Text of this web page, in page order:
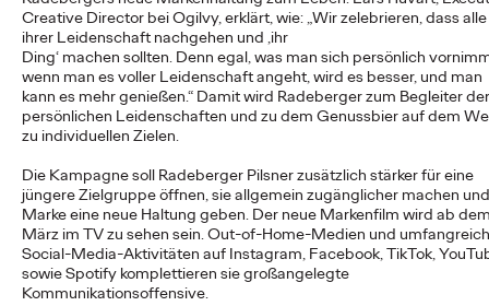
Creative Director bei Ogilvy, erklärt, wie: „Wir zelebrieren, dass alle
ihrer Leidenschaft nachgehen und ‚ihr
Ding‘ machen sollten. Denn egal, was man sich persönlich
wenn man es voller Leidenschaft angeht, wird es besser, und man
kann es mehr genießen.“ Damit wird Radeberger zum Begleiter der
persönlichen Leidenschaften und zu dem Genussbier auf dem
zu individuellen Zielen.
Die Kampagne soll Radeberger Pilsner zusätzlich stärker für eine
jüngere Zielgruppe öffnen, sie allgemein zugänglicher machen
Marke eine neue Haltung geben. Der neue Markenfilm wird ab
März im TV zu sehen sein. Out-of-Home-Medien und
Social-Media-Aktivitäten auf Instagram, Facebook, TikTok,
sowie Spotify komplettieren sie großangelegte
Kommunikationsoffensive.
Ogilvy Group
Germany launcht erste
Kampagne für o.b.®
und entstaubt eine
Ikone
Carsten Becker